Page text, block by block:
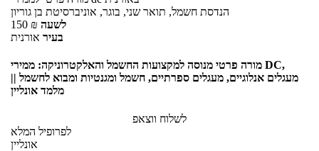
הנדסת חשמל, תואר שני, בוגר, אוניברסיטת בן גוריון
150 ₪ לשעה
בעיר אורנית
מורה פרטי מנוסה למקצועות החשמל והאלקטרוניקה: ממירי DC,
מעגלים אנלוגיים, מעגלים ספרתיים, חשמל ומגנטיות ומבוא לחשמל ||
מלמד אונליין
לשלוח ווצאפ
לפרופיל המלא
אונליין